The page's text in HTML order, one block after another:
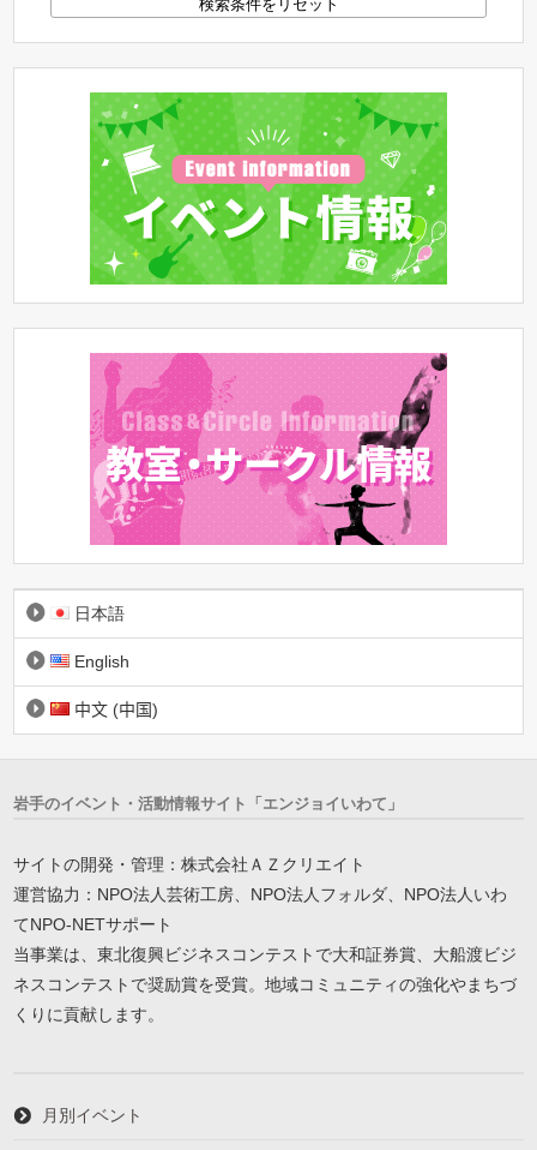
日本語
English
中文 (中国)
岩手のイベント・活動情報サイト「エンジョイいわて」
サイトの開発・管理：株式会社ＡＺクリエイト
運営協力：NPO法人芸術工房、NPO法人フォルダ、NPO法人いわ
てNPO-NETサポート
当事業は、東北復興ビジネスコンテストで大和証券賞、大船渡ビジ
ネスコンテストで奨励賞を受賞。地域コミュニティの強化やまちづ
くりに貢献します。
月別イベント